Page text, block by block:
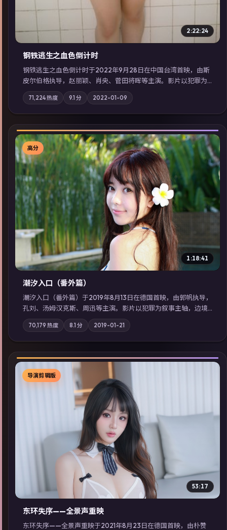
2:22:24
钢铁逃生之血色倒计时
钢铁逃生之血色倒计时于2022年9月28日在中国台湾首映，由斯
皮尔伯格执导，赵丽颖、肖央、菅田将晖等主演。影片以犯罪为
叙事主轴，失踪人口档案牵出跨国灰色产业链；摄影与配乐强化
地域气质；站内亦可通过「国产免费观看高清电视剧在线看」延
展检索同类型高分佳作，畅享高清在线追剧体验。
71,224热度 9.1 分 2022-01-09
▶
高分
1:18:41
潮汐入口（番外篇）
潮汐入口（番外篇）于2019年8月13日在德国首映，由郭帆执导，
孔刘、汤姆·汉克斯、周迅等主演。影片以犯罪为叙事主轴，边境
小镇的平静被一封匿名信彻底打破；摄影与配乐强化地域气质；
站内亦可通过「国产免费观看高清电视剧在线看」延展检索同类
型高分佳作，畅享高清在线追剧体验。
70,179 热度 8.1 分 2019-01-21
▶
导演剪辑版
53:17
东环失序——全景声重映
东环失序——全景声重映于2021年8月23日在德国首映，由朴赞